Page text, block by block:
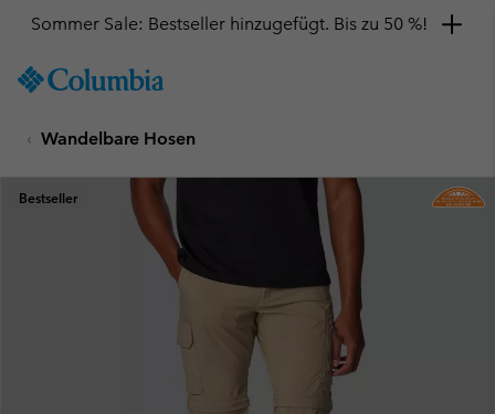
TO
SKIP
MAIN
NAV
Sommer Sale: Bestseller hinzugefügt. Bis zu 50 %!
Wandelbare Hosen
Bestseller